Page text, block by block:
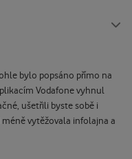
bylo popsáno přímo na
Vodafone vyhnul
ušetřili byste sobě i
vytěžovala infolajna a